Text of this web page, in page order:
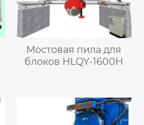
Мостовая пила для
блоков HLQY-1600H